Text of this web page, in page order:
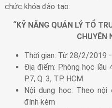
chức khóa đào tạo:
“KỸ NĂNG QUẢN LÝ TỔ
CHUYÊN
Thời gian: Từ 28/2/2019
Địa điểm: Phòng học lầu
P.7, Q. 3, TP. HCM
Nội dung học: Theo nội
đính kèm